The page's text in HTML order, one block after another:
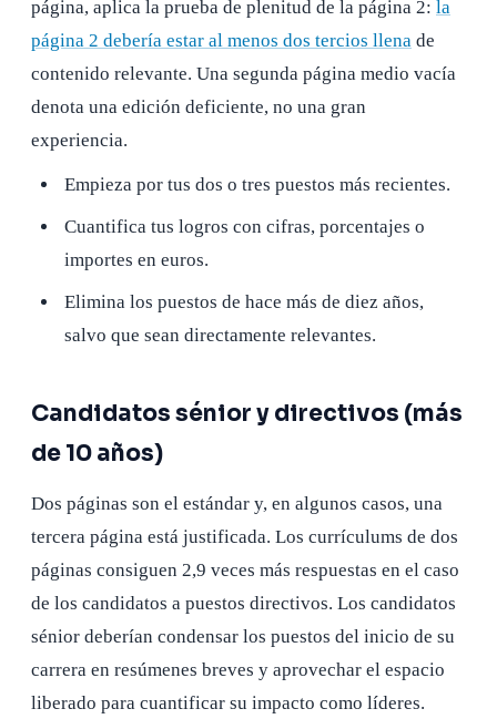
página, aplica la prueba de plenitud de la página 2: la
página 2 debería estar al menos dos tercios llena de
contenido relevante. Una segunda página medio vacía
denota una edición deficiente, no una gran
experiencia.
Empieza por tus dos o tres puestos más recientes.
Cuantifica tus logros con cifras, porcentajes o
importes en euros.
Elimina los puestos de hace más de diez años,
salvo que sean directamente relevantes.
Candidatos sénior y directivos (más
de 10 años)
Dos páginas son el estándar y, en algunos casos, una
tercera página está justificada. Los currículums de dos
páginas consiguen 2,9 veces más respuestas en el caso
de los candidatos a puestos directivos. Los candidatos
sénior deberían condensar los puestos del inicio de su
carrera en resúmenes breves y aprovechar el espacio
liberado para cuantificar su impacto como líderes.